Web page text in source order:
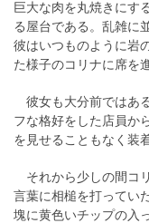
巨大な肉を丸焼きにす
る屋台である。乱雑に
彼はいつものように岩
た様子のコリナに席を
彼女も大分前ではあ
フな格好をした店員か
を見せることもなく装
それから少しの間コ
言葉に相槌を打ってい
塊に黄色いチップの入